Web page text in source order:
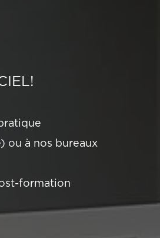
ou à nos bureaux
formation